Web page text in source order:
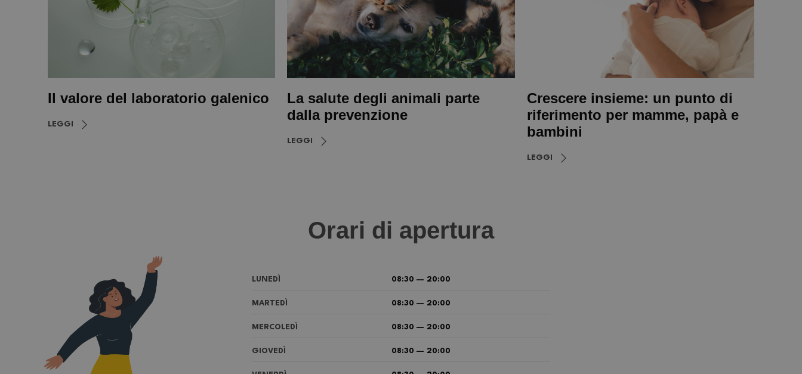
Il valore del laboratorio galenico
LEGGI
La salute degli animali parte
dalla prevenzione
LEGGI
Crescere insieme: un punto di
riferimento per mamme, papà e
bambini
LEGGI
Orari di apertura
LUNEDÌ 08:30 — 20:00
MARTEDÌ 08:30 — 20:00
MERCOLEDÌ 08:30 — 20:00
GIOVEDÌ 08:30 — 20:00